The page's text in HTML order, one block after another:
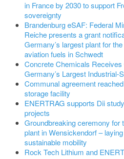
in France by 2030 to support
sovereignty
Brandenburg eSAF: Federal
Reiche presents a grant
Germany’s largest plant for
aviation fuels in Schwedt
Concrete Chemicals Receives
Germany’s Largest Industrial-
Communal agreement
storage facility
ENERTRAG supports Dii
projects
Groundbreaking ceremony for
plant in Wensickendorf –
sustainable mobility
Rock Tech Lithium and